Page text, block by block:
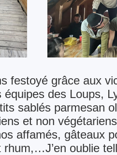
grâce aux
équipes des Loups,
sablés parmesan
et non
affamés, gâteaux
rhum,…J’en oublie